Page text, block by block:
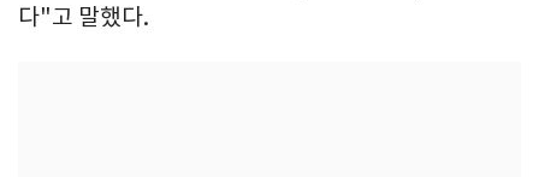
다"고 말했다.